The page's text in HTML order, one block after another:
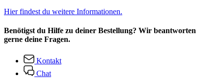
Hier findest du weitere Informationen.
Benötigst du Hilfe zu deiner Bestellung? Wir beantworten
gerne deine Fragen.
Kontakt
Chat